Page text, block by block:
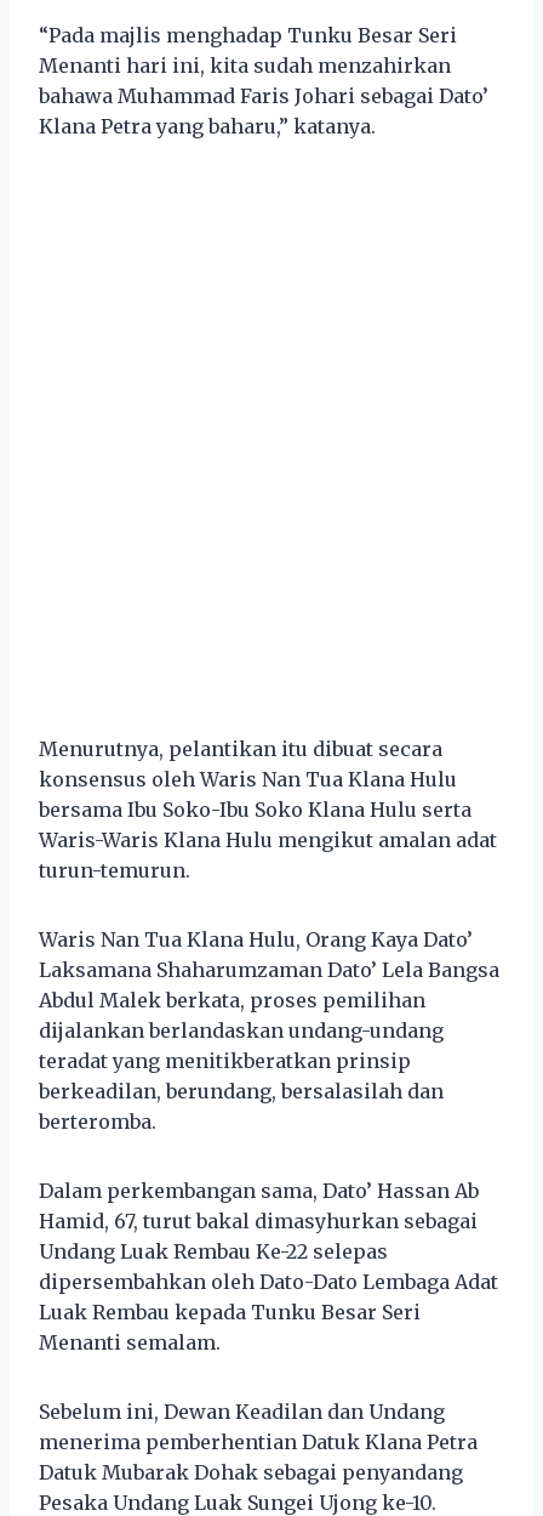
“Pada majlis menghadap Tunku Besar Seri
Menanti hari ini, kita sudah menzahirkan
bahawa Muhammad Faris Johari sebagai Dato’
Klana Petra yang baharu,” katanya.
Menurutnya, pelantikan itu dibuat secara
konsensus oleh Waris Nan Tua Klana Hulu
bersama Ibu Soko-Ibu Soko Klana Hulu serta
Waris-Waris Klana Hulu mengikut amalan adat
turun-temurun.
Waris Nan Tua Klana Hulu, Orang Kaya Dato’
Laksamana Shaharumzaman Dato’ Lela Bangsa
Abdul Malek berkata, proses pemilihan
dijalankan berlandaskan undang-undang
teradat yang menitikberatkan prinsip
berkeadilan, berundang, bersalasilah dan
berteromba.
Dalam perkembangan sama, Dato’ Hassan Ab
Hamid, 67, turut bakal dimasyhurkan sebagai
Undang Luak Rembau Ke-22 selepas
dipersembahkan oleh Dato-Dato Lembaga Adat
Luak Rembau kepada Tunku Besar Seri
Menanti semalam.
Sebelum ini, Dewan Keadilan dan Undang
menerima pemberhentian Datuk Klana Petra
Datuk Mubarak Dohak sebagai penyandang
Pesaka Undang Luak Sungei Ujong ke-10.